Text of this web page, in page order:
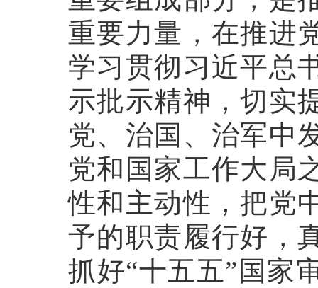
重要力量，在推进
学习贯彻习近平总
示批示精神，切实
党、治国、治军中
党和国家工作大局
性和主动性，把党
予的职责履行好，
抓好“十五五”国家